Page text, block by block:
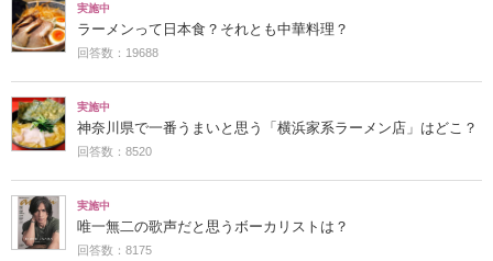
実施中
ラーメンって日本食？それとも中華料理？
回答数：19688
実施中
神奈川県で一番うまいと思う「横浜家系ラーメン店」はどこ？
回答数：8520
実施中
唯一無二の歌声だと思うボーカリストは？
回答数：8175